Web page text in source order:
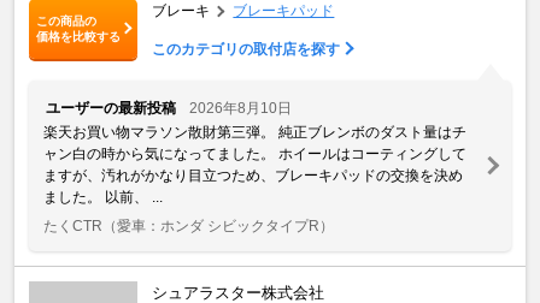
この商品の
価格を比較する
ブレーキ ブレーキパッド
このカテゴリの取付店を探す
ユーザーの最新投稿
2026年8月10日
楽天お買い物マラソン散財第三弾。 純正ブレンボのダスト量はチ
ャン白の時から気になってました。 ホイールはコーティングして
ますが、汚れがかなり目立つため、ブレーキパッドの交換を決め
ました。 以前、 ...
たくCTR （愛車：ホンダ シビックタイプR）
シュアラスター株式会社